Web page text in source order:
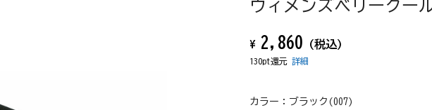
ウィメンズベリークー
¥ 2,860 (税込)
130pt還元詳細
カラー： ブラック(007)